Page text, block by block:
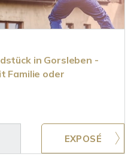
in Gorsleben -
Familie oder